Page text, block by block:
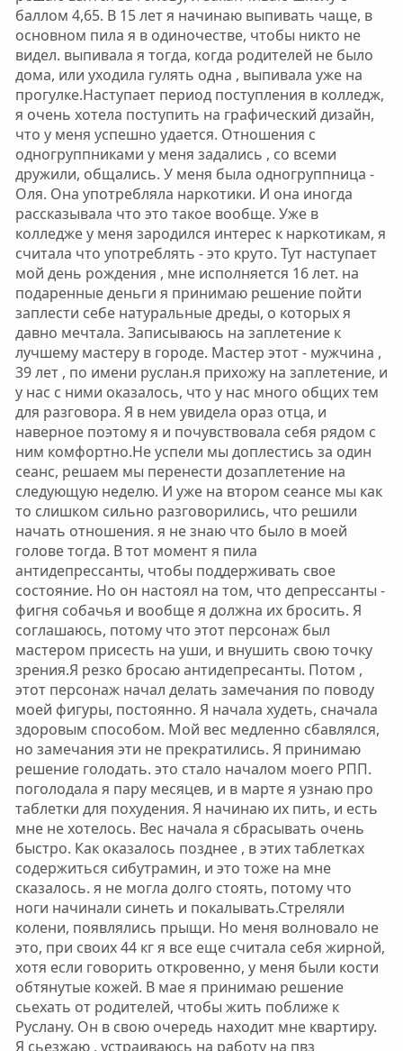
баллом 4,65. В 15 лет я начинаю выпивать чаще, в
основном пила я в одиночестве, чтобы никто не
видел. выпивала я тогда, когда родителей не было
дома, или уходила гулять одна , выпивала уже на
прогулке.Наступает период поступления в колледж,
я очень хотела поступить на графический дизайн,
что у меня успешно удается. Отношения с
одногруппниками у меня задались , со всеми
дружили, общались. У меня была одногруппница -
Оля. Она употребляла наркотики. И она иногда
рассказывала что это такое вообще. Уже в
колледже у меня зародился интерес к наркотикам, я
считала что употреблять - это круто. Тут наступает
мой день рождения , мне исполняется 16 лет. на
подаренные деньги я принимаю решение пойти
заплести себе натуральные дреды, о которых я
давно мечтала. Записываюсь на заплетение к
лучшему мастеру в городе. Мастер этот - мужчина ,
39 лет , по имени руслан.я прихожу на заплетение, и
у нас с ними оказалось, что у нас много общих тем
для разговора. Я в нем увидела ораз отца, и
наверное поэтому я и почувствовала себя рядом с
ним комфортно.Не успели мы доплестись за один
сеанс, решаем мы перенести дозаплетение на
следующую неделю. И уже на втором сеансе мы как
то слишком сильно разговорились, что решили
начать отношения. я не знаю что было в моей
голове тогда. В тот момент я пила
антидепрессанты, чтобы поддерживать свое
состояние. Но он настоял на том, что депрессанты -
фигня собачья и вообще я должна их бросить. Я
соглашаюсь, потому что этот персонаж был
мастером присесть на уши, и внушить свою точку
зрения.Я резко бросаю антидепресанты. Потом ,
этот персонаж начал делать замечания по поводу
моей фигуры, постоянно. Я начала худеть, сначала
здоровым способом. Мой вес медленно сбавлялся,
но замечания эти не прекратились. Я принимаю
решение голодать. это стало началом моего РПП.
поголодала я пару месяцев, и в марте я узнаю про
таблетки для похудения. Я начинаю их пить, и есть
мне не хотелось. Вес начала я сбрасывать очень
быстро. Как оказалось позднее , в этих таблетках
содержиться сибутрамин, и это тоже на мне
сказалось. я не могла долго стоять, потому что
ноги начинали синеть и покалывать.Стреляли
колени, появлялись прыщи. Но меня волновало не
это, при своих 44 кг я все еще считала себя жирной,
хотя если говорить откровенно, у меня были кости
обтянутые кожей. В мае я принимаю решение
сьехать от родителей, чтобы жить поближе к
Руслану. Он в свою очередь находит мне квартиру.
Я сьезжаю , устраиваюсь на работу на пвз